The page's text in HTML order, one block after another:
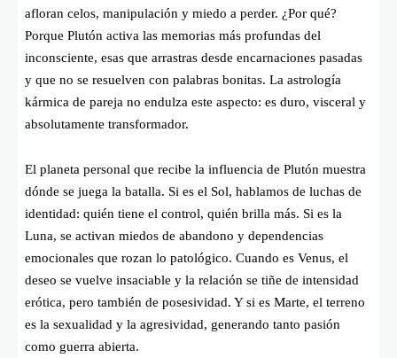
afloran celos, manipulación y miedo a perder. ¿Por qué?
Porque Plutón activa las memorias más profundas del
inconsciente, esas que arrastras desde encarnaciones pasadas
y que no se resuelven con palabras bonitas. La astrología
kármica de pareja no endulza este aspecto: es duro, visceral y
absolutamente transformador.
El planeta personal que recibe la influencia de Plutón muestra
dónde se juega la batalla. Si es el Sol, hablamos de luchas de
identidad: quién tiene el control, quién brilla más. Si es la
Luna, se activan miedos de abandono y dependencias
emocionales que rozan lo patológico. Cuando es Venus, el
deseo se vuelve insaciable y la relación se tiñe de intensidad
erótica, pero también de posesividad. Y si es Marte, el terreno
es la sexualidad y la agresividad, generando tanto pasión
como guerra abierta.